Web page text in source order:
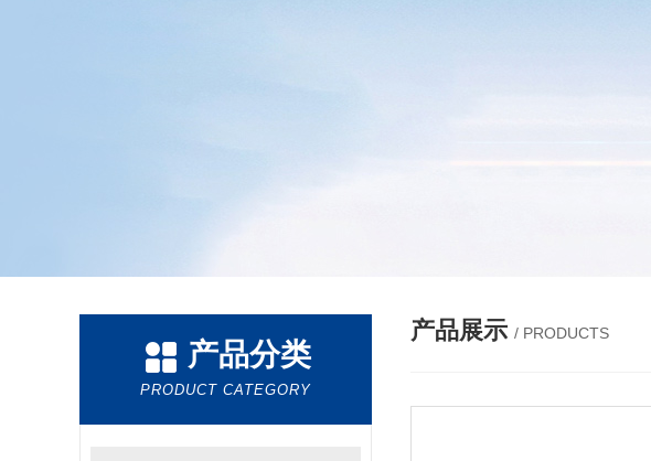
产品分类
PRODUCT CATEGORY
产品展示 / PRODUCTS